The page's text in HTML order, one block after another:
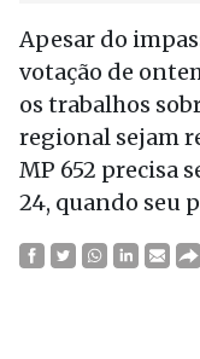
Apesar do
votação de
os trabalhos
regional sejam
MP 652 precisa
24, quando seu